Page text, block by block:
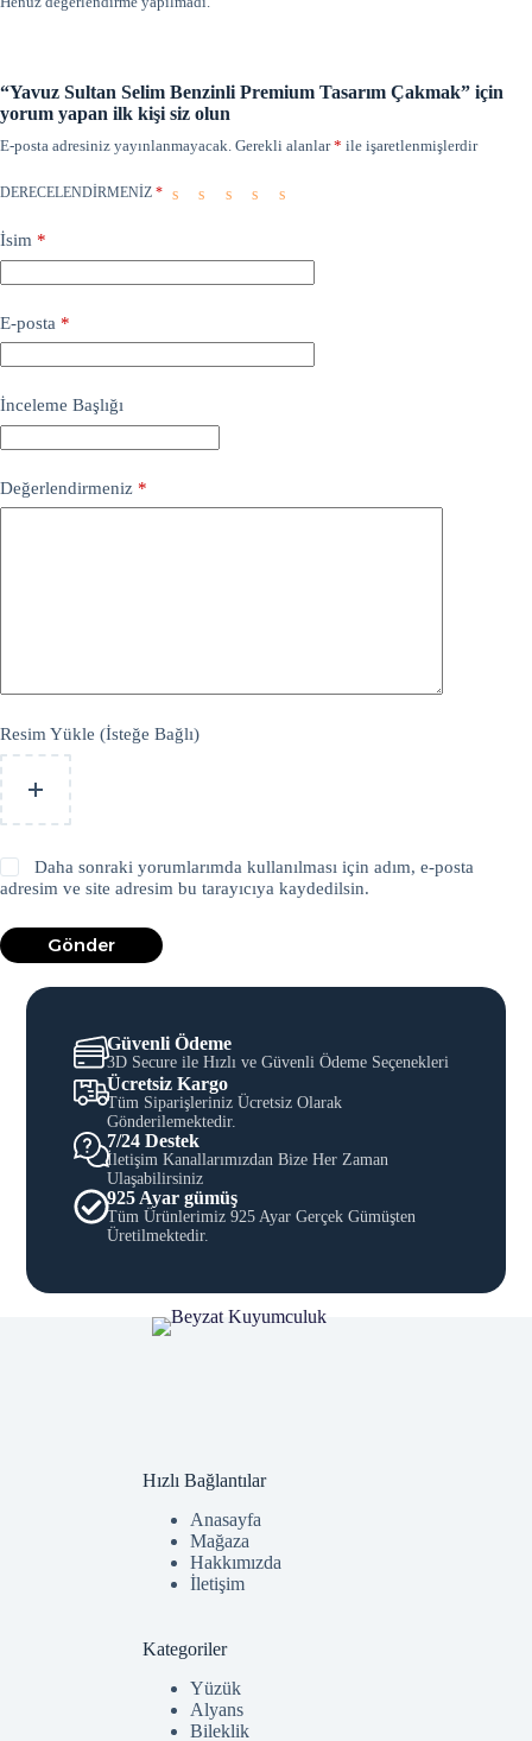
“Yavuz Sultan Selim Benzinli Premium Tasarım Çakmak” için
yorum yapan ilk kişi siz olun
E-posta adresiniz yayınlanmayacak. Gerekli alanlar* ile işaretlenmişlerdir
DERECELENDIRMENIZ *
İsim *
E-posta *
İnceleme Başlığı
Değerlendirmeniz *
Resim Yükle (İsteğe Bağlı)
Daha sonraki yorumlarımda kullanılması için adım, e-posta
adresim ve site adresim bu tarayıcıya kaydedilsin.
Gönder
Güvenli Ödeme
3D Secure ile Hızlı ve Güvenli Ödeme Seçenekleri
Ücretsiz Kargo
Tüm Siparişleriniz Ücretsiz Olarak
Gönderilemektedir.
7/24 Destek
İletişim Kanallarımızdan Bize Her Zaman
Ulaşabilirsiniz
925 Ayar gümüş
Tüm Ürünlerimiz 925 Ayar Gerçek Gümüşten
Üretilmektedir.
Hızlı Bağlantılar
Anasayfa
Mağaza
Hakkımızda
İletişim
Kategoriler
Yüzük
Alyans
Bileklik